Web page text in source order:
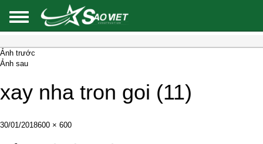
Ảnh trước
Ảnh sau
xay nha tron goi (11)
Đăng
30/01/2018Kích
600 × 600